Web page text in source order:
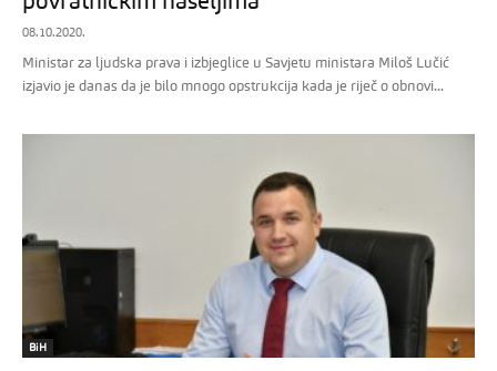
08.10.2020.
Ministar za ljudska prava i izbjeglice u Savjetu ministara Miloš Lučić
izjavio je danas da je bilo mnogo opstrukcija kada je riječ o obnovi...
BiH